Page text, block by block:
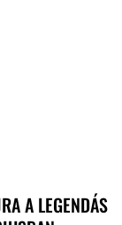
A LEGENDÁS